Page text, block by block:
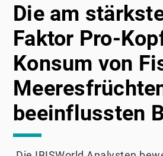
Die am
Faktor Pro-
Konsum von
beeinflussten